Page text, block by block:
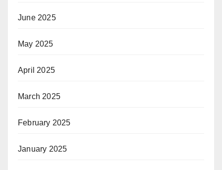
June 2025
May 2025
April 2025
March 2025
February 2025
January 2025